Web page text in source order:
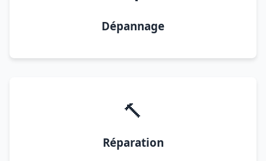
Dépannage
🔨
Réparation